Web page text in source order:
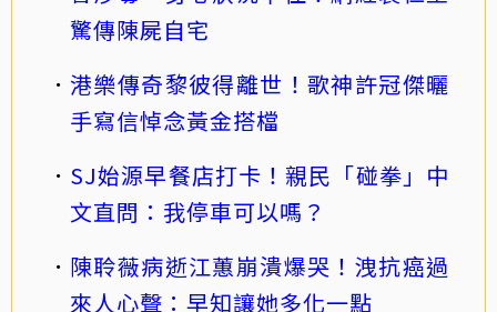
驚傳陳屍自宅
港樂傳奇黎彼得離世！歌神許冠傑曬
手寫信悼念黃金搭檔
SJ始源早餐店打卡！親民「碰拳」中
文直問：我停車可以嗎？
陳聆薇病逝江蕙崩潰爆哭！洩抗癌過
來人心聲：早知讓她多化一點